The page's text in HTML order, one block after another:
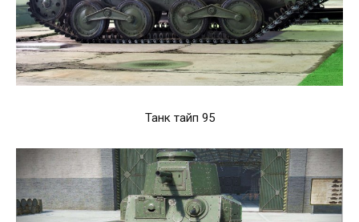
Танк тайп 95